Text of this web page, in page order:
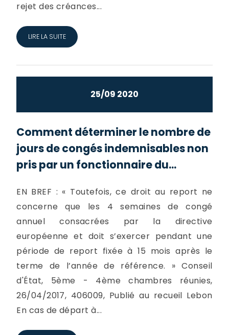
rejet des créances...
LIRE LA SUITE
25/09 2020
Comment déterminer le nombre de
jours de congés indemnisables non
pris par un fonctionnaire du...
EN BREF : « Toutefois, ce droit au report ne
concerne que les 4 semaines de congé
annuel consacrées par la directive
européenne et doit s’exercer pendant une
période de report fixée à 15 mois après le
terme de l’année de référence. » Conseil
d'État, 5ème - 4ème chambres réunies,
26/04/2017, 406009, Publié au recueil Lebon
En cas de départ à...